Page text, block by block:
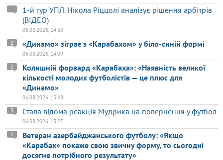
1-й тур УПЛ. Нікола Ріццолі аналізує рішення арбітрів
(ВІДЕО)
06.08.2026, 14:30
«Динамо» зіграє з «Карабахом» у біло-синій формі
2
06.08.2026, 14:09
Колишній форвард «Карабаха»: «Наявність великої
кількості молодих футболістів — це плюс для
«Динамо»
2
06.08.2026, 13:48
Стала відома реакція Мудрика на повернення у футбол
3
06.08.2026, 13:27
Ветеран азербайджанського футболу: «Якщо
«Карабах» покаже свою звичну форму, то сьогодні
досягне потрібного результату»
1